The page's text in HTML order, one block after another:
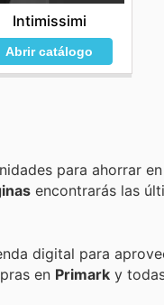
Intimissimi
Abrir catálogo
Encuentra las mejores promociones, descuentos y oportunidades para ahorrar en
encontrarás las
digital para
en Primark y